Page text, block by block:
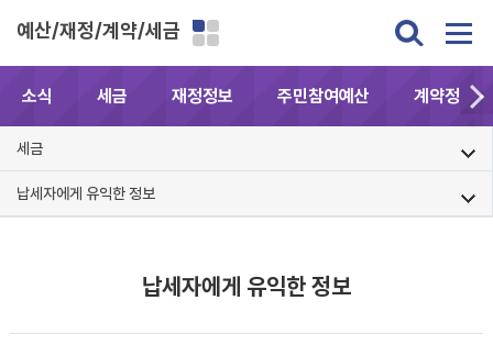
예산/재정/계약/세금
소식 세금 재정정보 주민참여예산 계약정보
세금
납세자에게 유익한 정보
납세자에게 유익한 정보